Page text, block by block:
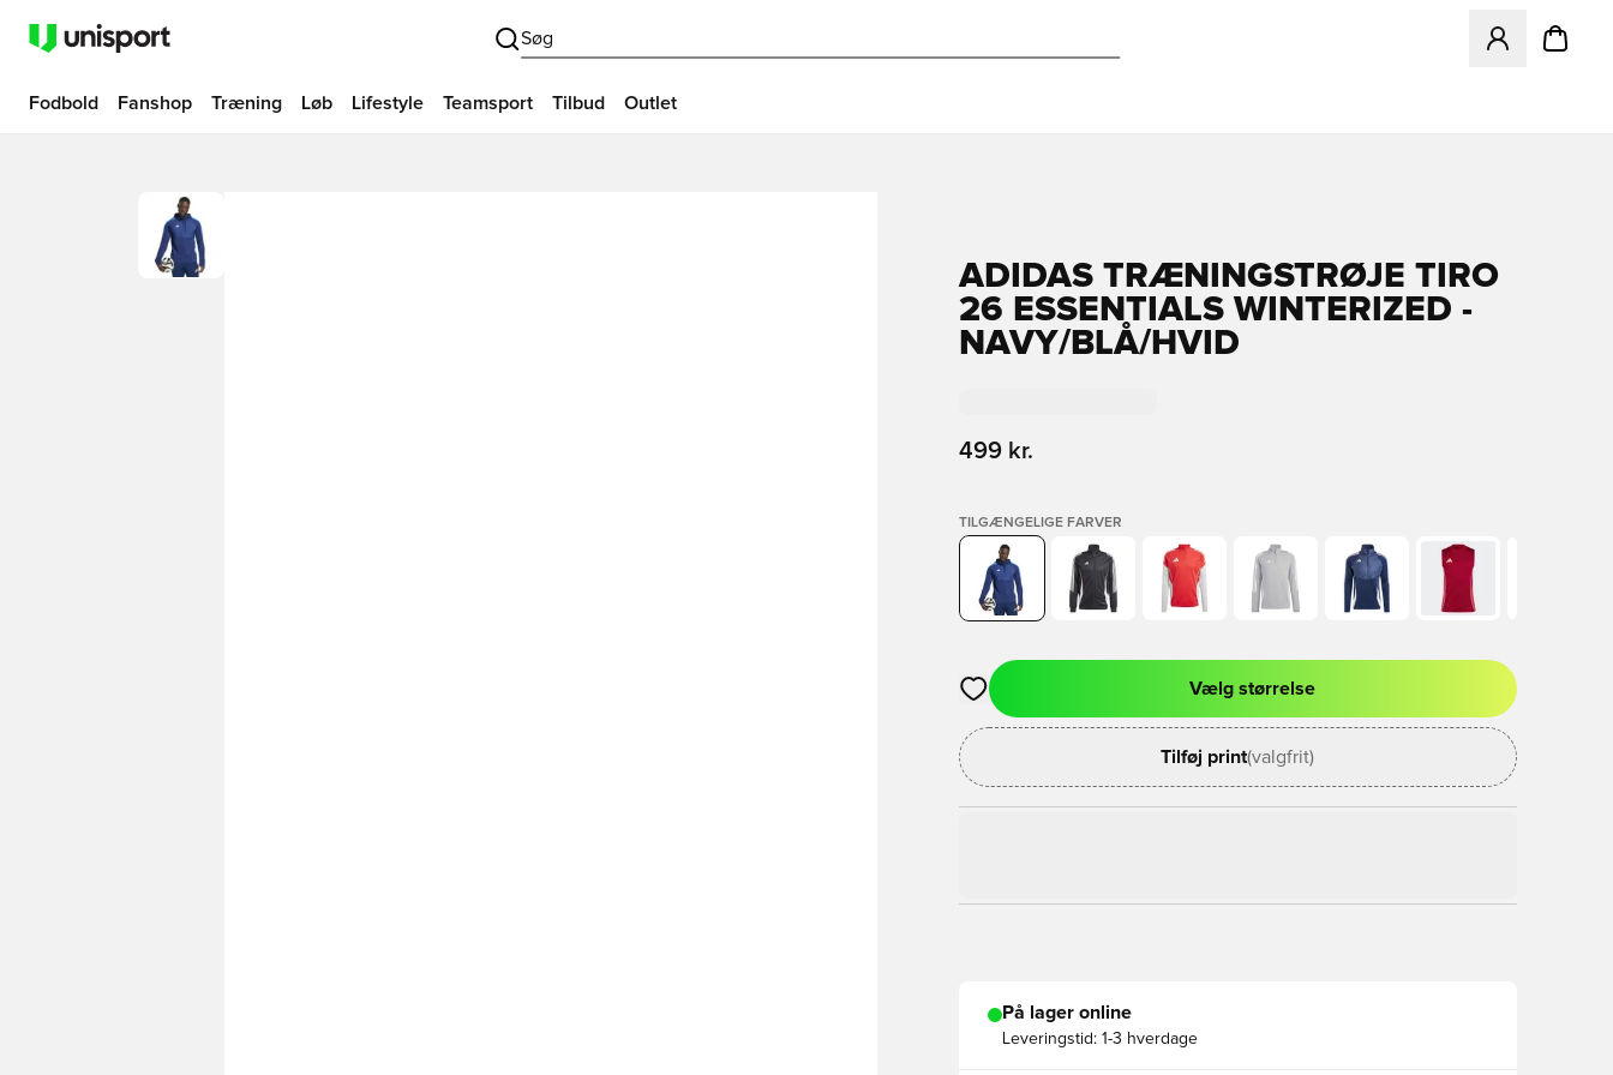
Søg
Åbner en
Fodbold Fanshop Træning Løb Lifestyle Teamsport Tilbud Outlet
ADIDAS TRÆNINGSTRØJE TIRO
26 ESSENTIALS WINTERIZED -
NAVY/BLÅ/HVID
499 kr.
TILGÆNGELIGE FARVER
Åbner en Modal til at logge ind eller tilmelde dig som medlem
Vælg størrelse
Tilføj print(valgfrit)
På lager online
Leveringstid: 1-3 hverdage